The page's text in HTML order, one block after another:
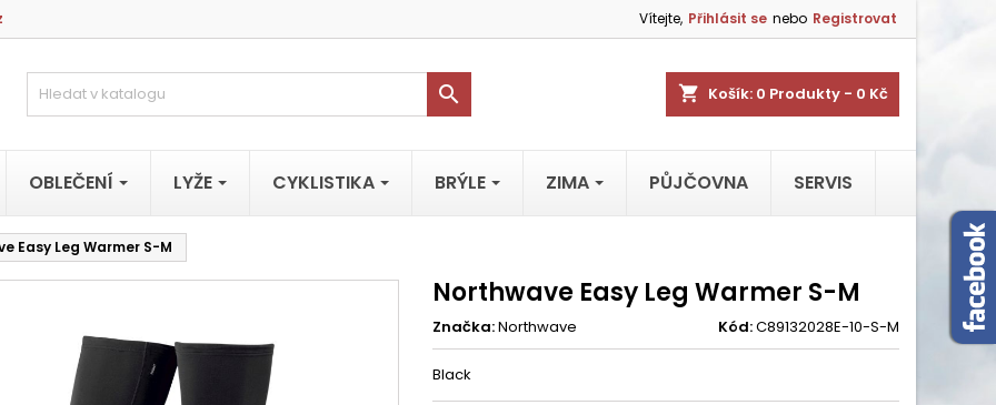
Vítejte, Přihlásit se nebo Registrovat
shopping_cart Košík: 0 Produkty - 0 Kč

OBLEČENÍ LYŽE CYKLISTIKA BRÝLE ZIMA PŮJČOVNA SERVIS
Easy Leg Warmer S-M
Northwave Easy Leg Warmer S-M
Značka:Northwave Kód:C89132028E-10-S-M
Black